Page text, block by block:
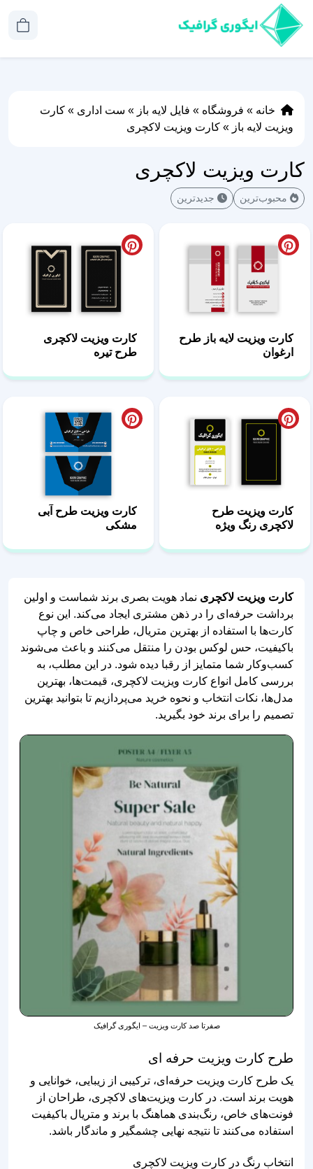
خانه » فروشگاه » فایل لایه باز » ست اداری » کارت
ویزیت لایه باز » کارت ویزیت لاکچری
کارت ویزیت لاکچری
محبوب‌ترین جدیدترین
کارت ویزیت لایه باز طرح
ارغوان
کارت ویزیت لاکچری
طرح تیره
کارت ویزیت طرح
لاکچری رنگ ویژه
کارت ویزیت طرح آبی
مشکی
کارت ویزیت لاکچری نماد هویت بصری برند شماست و اولین
برداشت حرفه‌ای را در ذهن مشتری ایجاد می‌کند. این نوع
کارت‌ها با استفاده از بهترین متریال، طراحی خاص و چاپ
باکیفیت، حس لوکس بودن را منتقل می‌کنند و باعث می‌شوند
کسب‌وکار شما متمایز از رقبا دیده شود. در این مطلب، به
بررسی کامل انواع کارت ویزیت لاکچری، قیمت‌ها، بهترین
مدل‌ها، نکات انتخاب و نحوه خرید می‌پردازیم تا بتوانید بهترین
تصمیم را برای برند خود بگیرید.
صفرتا صد کارت ویزیت – ایگوری گرافیک
طرح کارت ویزیت حرفه ای
یک طرح کارت ویزیت حرفه‌ای، ترکیبی از زیبایی، خوانایی و
هویت برند است. در کارت ویزیت‌های لاکچری، طراحان از
فونت‌های خاص، رنگ‌بندی هماهنگ با برند و متریال باکیفیت
استفاده می‌کنند تا نتیجه نهایی چشمگیر و ماندگار باشد.
انتخاب رنگ در کارت ویزیت لاکچری